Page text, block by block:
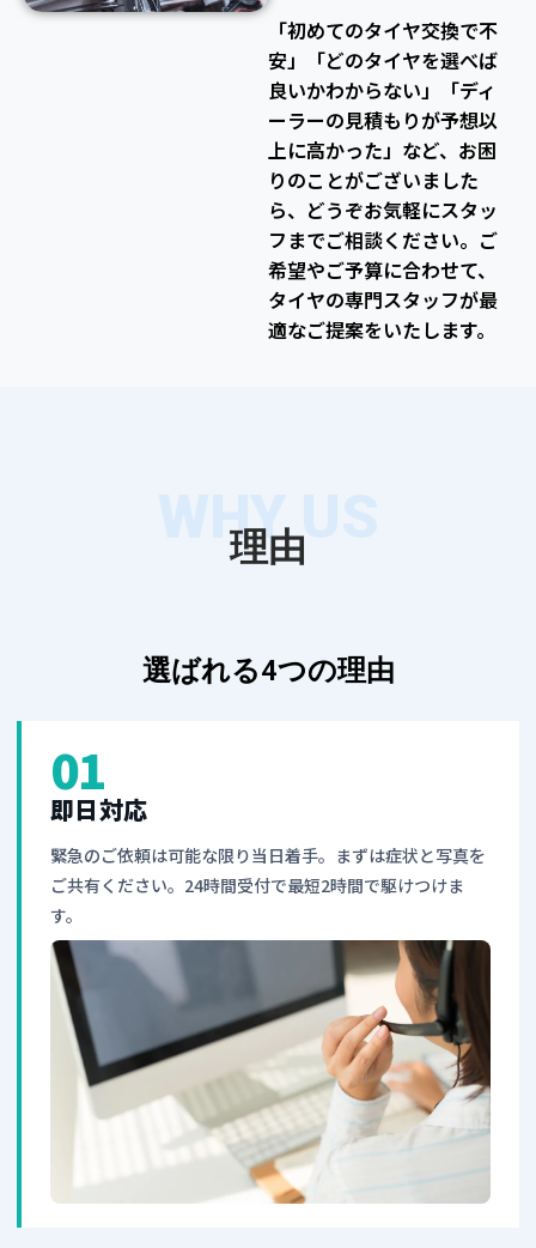
「初めてのタイヤ交換で不
安」「どのタイヤを選べば
良いかわからない」「ディ
ーラーの見積もりが予想以
上に高かった」など、お困
りのことがございました
ら、どうぞお気軽にスタッ
フまでご相談ください。ご
希望やご予算に合わせて、
タイヤの専門スタッフが最
適なご提案をいたします。
WHY US
理由
選ばれる4つの理由
01
即日対応
緊急のご依頼は可能な限り当日着手。まずは症状と写真を
ご共有ください。24時間受付で最短2時間で駆けつけま
す。